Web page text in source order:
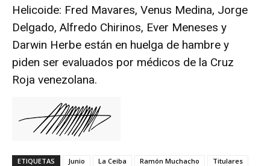
Helicoide: Fred Mavares, Venus Medina, Jorge
Delgado, Alfredo Chirinos, Ever Meneses y
Darwin Herbe están en huelga de hambre y
piden ser evaluados por médicos de la Cruz
Roja venezolana.
ETIQUETAS Junio La Ceiba Ramón Muchacho
Titulares